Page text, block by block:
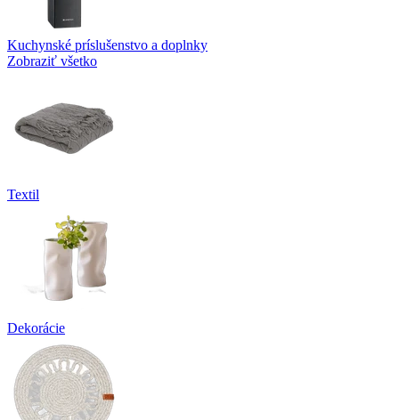
Kuchynské príslušenstvo a doplnky
Zobraziť všetko
Textil
Dekorácie